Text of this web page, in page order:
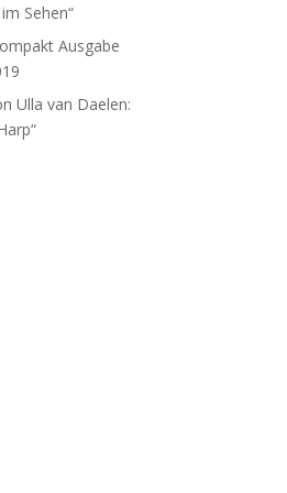
Sehen“
Ausgabe
Ulla van Daelen: